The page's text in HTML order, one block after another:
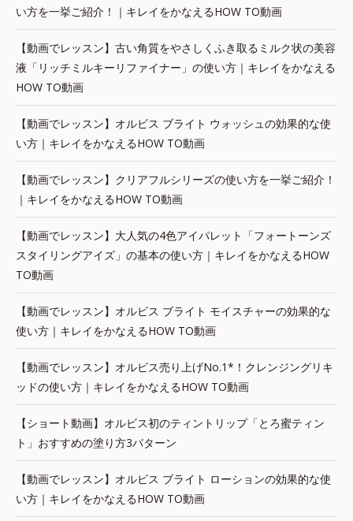
い方を一挙ご紹介！｜キレイをかなえるHOW TO動画
【動画でレッスン】古い角質をやさしくふき取るミルク状の美容
液「リッチミルキーリファイナー」の使い方｜キレイをかなえる
HOW TO動画
【動画でレッスン】オルビス ブライト ウォッシュの効果的な使
い方｜キレイをかなえるHOW TO動画
【動画でレッスン】クリアフルシリーズの使い方を一挙ご紹介！
｜キレイをかなえるHOW TO動画
【動画でレッスン】大人気の4色アイパレット「フォートーンズ
スタイリングアイズ」の基本の使い方｜キレイをかなえるHOW
TO動画
【動画でレッスン】オルビス ブライト モイスチャーの効果的な
使い方｜キレイをかなえるHOW TO動画
【動画でレッスン】オルビス売り上げNo.1*！クレンジングリキ
ッドの使い方｜キレイをかなえるHOW TO動画
【ショート動画】オルビス初のティントリップ「とろ蜜ティン
ト」おすすめの塗り方3パターン
【動画でレッスン】オルビス ブライト ローションの効果的な使
い方｜キレイをかなえるHOW TO動画